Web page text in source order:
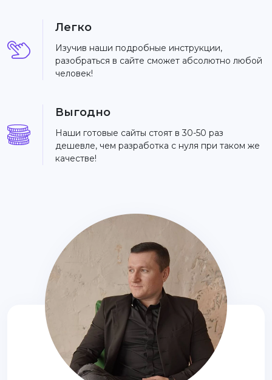
Легко
Изучив наши подробные инструкции,
разобраться в сайте сможет абсолютно любой
человек!
Выгодно
Наши готовые сайты стоят в 30-50 раз
дешевле, чем разработка с нуля при таком же
качестве!